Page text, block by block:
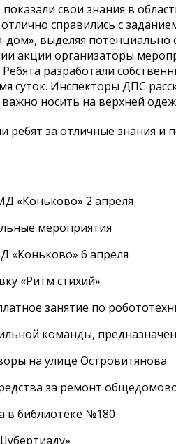
свои знания в
справились с
выделяя потенциально
акции организаторы
разработали
Инспекторы ДПС
носить на верхней
за отличные знания и
«Коньково» 2 апреля
мероприятия
«Коньково» 6 апреля
«Ритм стихий»
занятие по
команды,
на улице Островитянова
за ремонт
в библиотеке №180